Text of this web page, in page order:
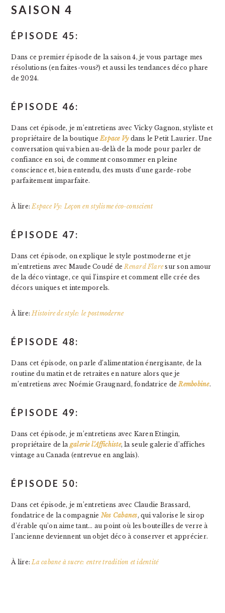
SAISON 4
ÉPISODE 45:
Dans ce premier épisode de la saison 4, je vous partage mes
résolutions (en faites-vous?) et aussi les tendances déco phare
de 2024.
ÉPISODE 46:
Dans cet épisode, je m’entretiens avec Vicky Gagnon, styliste et
propriétaire de la boutiqueEspace Vydans le Petit Laurier. Une
conversation qui va bien au-delà de la mode pour parler de
confiance en soi, de comment consommer en pleine
conscience et, bien entendu, des musts d’une garde-robe
parfaitement imparfaite.
À lire: Espace Vy: Leçon en stylisme éco-conscient
ÉPISODE 47:
Dans cet épisode, on explique le style postmoderne et je
m’entretiens avec Maude Coudé de Renard Flaresur son amour
de la déco vintage, ce qui l’inspire et comment elle crée des
décors uniques et intemporels.
À lire: Histoire de style: le postmoderne
ÉPISODE 48:
Dans cet épisode, on parle d’alimentation énergisante, de la
routine du matin et de retraites en nature alors que je
m’entretiens avec Noémie Graugnard, fondatrice deRembobine.
ÉPISODE 49:
Dans cet épisode, je m’entretiens avec Karen Etingin,
propriétaire de la galerie l’Affichiste, la seule galerie d’affiches
vintage au Canada (entrevue en anglais).
ÉPISODE 50:
Dans cet épisode, je m’entretiens avec Claudie Brassard,
fondatrice de la compagnie Nos Cabanes, qui valorise le sirop
d’érable qu’on aime tant… au point où les bouteilles de verre à
l’ancienne deviennent un objet déco à conserver et apprécier.
À lire: La cabane à sucre: entre tradition et identité